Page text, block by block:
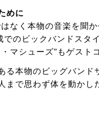
めに
なく本物の音楽を聞
のビックバンドスタ
マシューズ"もゲスト
る本物のビッグバン
まで思わず体を動か